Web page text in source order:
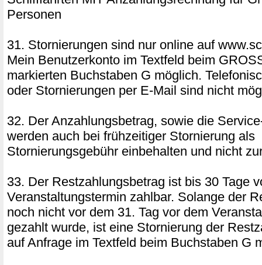
Personen
31. Stornierungen sind nur online auf
Mein Benutzerkonto im Textfeld beim
markierten Buchstaben G möglich.
oder Stornierungen per E-Mail sind nicht
32. Der Anzahlungsbetrag, sowie die
werden auch bei frühzeitiger Stornierung als
Stornierungsgebühr einbehalten und nicht
33. Der Restzahlungsbetrag ist bis 30 Tage
Veranstaltungstermin zahlbar. Solange der
noch nicht vor dem 31. Tag vor dem
gezahlt wurde, ist eine Stornierung der
auf Anfrage im Textfeld beim Buchstaben G